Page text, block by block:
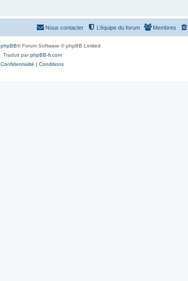
Membres
L’équipe du forum
Nous contacter
phpBB® Forum Software © phpBB Limited
Traduit parphpBB-fr.com
Confidentialité | Conditions